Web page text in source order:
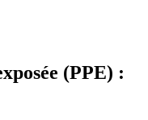
(PPE) :